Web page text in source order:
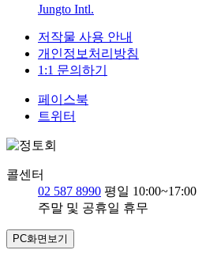
Jungto Intl.
저작물 사용 안내
개인정보처리방침
1:1 문의하기
페이스북
트위터
콜센터
02 587 8990 평일 10:00~17:00
주말 및 공휴일 휴무
PC화면보기